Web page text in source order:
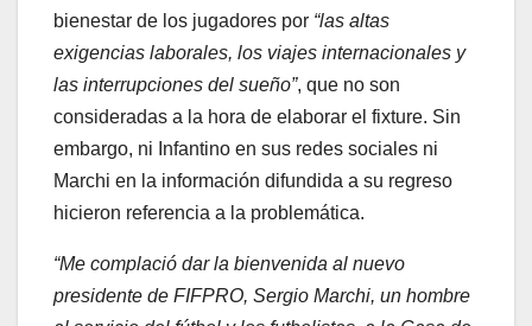
bienestar de los jugadores por “las altas
exigencias laborales, los viajes internacionales y
las interrupciones del sueño”, que no son
consideradas a la hora de elaborar el fixture. Sin
embargo, ni Infantino en sus redes sociales ni
Marchi en la información difundida a su regreso
hicieron referencia a la problemática.
“Me complació dar la bienvenida al nuevo
presidente de FIFPRO, Sergio Marchi, un hombre